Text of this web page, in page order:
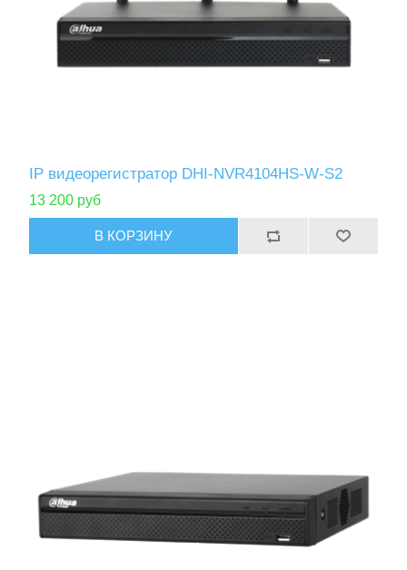
IP видеорегистратор DHI-NVR4104HS-W-S2
13 200 руб